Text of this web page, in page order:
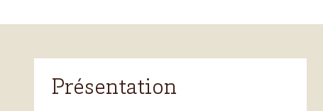
Présentation